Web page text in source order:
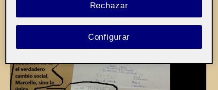
Rechazar
Configurar